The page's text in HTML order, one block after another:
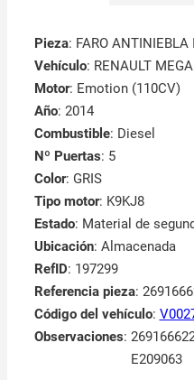
Pieza: FARO ANTINIEBLA
Vehículo: RENAULT
Motor: Emotion (110CV)
Año: 2014
Combustible: Diesel
Nº Puertas: 5
Color: GRIS
Tipo motor: K9KJ8
Estado: Material de
Ubicación: Almacenada
RefID: 197299
Referencia pieza:
Código del vehículo:
Observaciones:
E209063